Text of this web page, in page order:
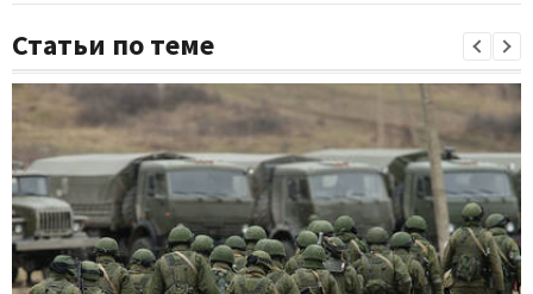
Статьи по теме